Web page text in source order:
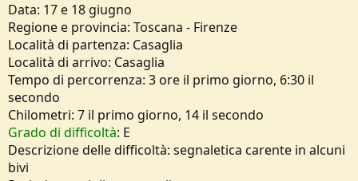
s
s
i
o
n
e
Data: 17 e 18 giugno
Regione e provincia: Toscana - Firenze
Località di partenza: Casaglia
Località di arrivo: Casaglia
Tempo di percorrenza: 3 ore il primo giorno, 6:30 il
secondo
Chilometri: 7 il primo giorno, 14 il secondo
Grado di difficoltà: E
Descrizione delle difficoltà: segnaletica carente in alcuni
bivi